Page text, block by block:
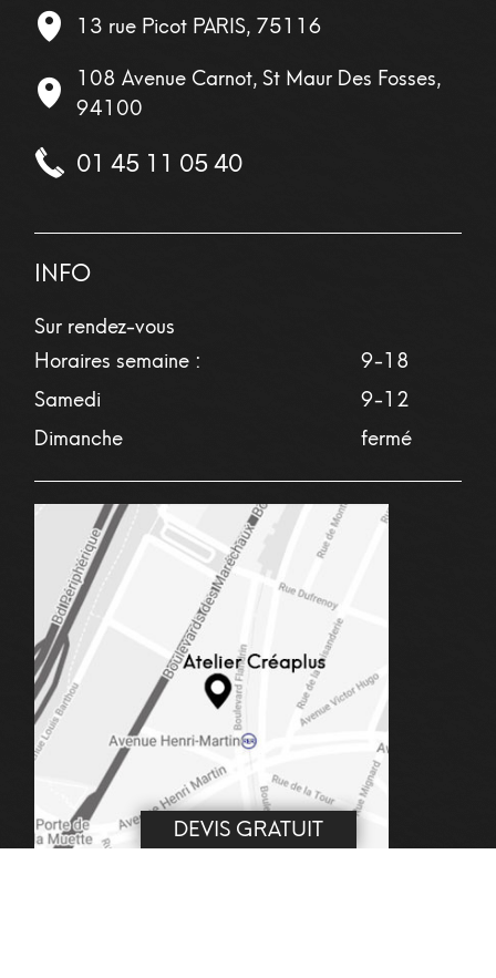
13 rue Picot PARIS, 75116
108 Avenue Carnot, St Maur Des Fosses,
94100
01 45 11 05 40
INFO
Sur rendez-vous
Horaires semaine :
9-18
Samedi
9-12
Dimanche
fermé
DEVIS GRATUIT